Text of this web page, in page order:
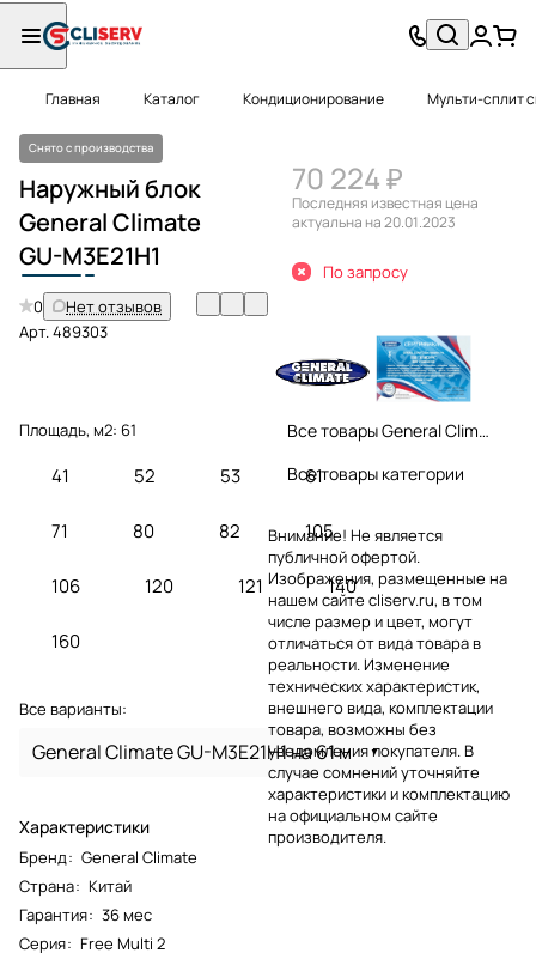
Главная Каталог Кондиционирование Мульти-сплит
Снято с производства
Наружный блок
General Climate
GU-M3E21H1
0
Нет отзывов
Арт.489303
Площадь, м2: 61
41 52 53 61
71 80 82 105
106 120 121 140
160
Все варианты:
General Climate GU-M3E21H1 на 61 м
Характеристики
Бренд: General Climate
Страна: Китай
Гарантия: 36 мес
Серия: Free Multi 2
70 224 ₽
Последняя известная цена
актуальна на 20.01.2023
По запросу
Все товары General Climate
Все товары категории
Внимание! Не является
публичной офертой.
Изображения, размещенные на
нашем сайте cliserv.ru, в том
числе размер и цвет, могут
отличаться от вида товара в
реальности. Изменение
технических характеристик,
внешнего вида, комплектации
товара, возможны без
уведомления покупателя. В
случае сомнений уточняйте
характеристики и комплектацию
на официальном сайте
производителя.